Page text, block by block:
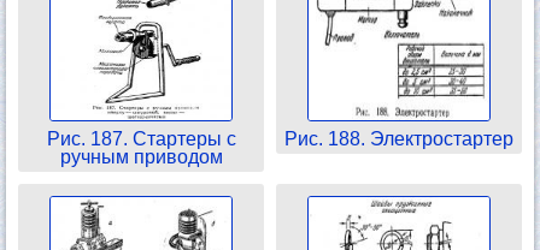
Рис. 187. Стартеры с
ручным приводом
Рис. 188. Электростартер